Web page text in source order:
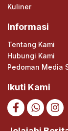
Kuliner
Informasi
Tentang Kami
Hubungi Kami
Pedoman Media
Ikuti Kami